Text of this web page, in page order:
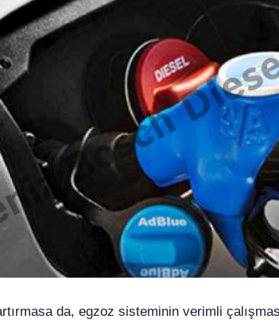
da, egzoz sisteminin verimli